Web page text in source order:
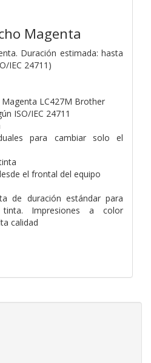
Magenta
Duración estimada: hasta
IEC 24711)
LC427M Brother
ISO/IEC 24711
para cambiar solo el
el frontal del equipo
de duración estándar para
Impresiones a color
calidad